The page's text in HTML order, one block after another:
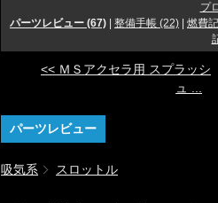
プ
パーツレビュー (67)
整備手帳 (22) 燃費
<< ＭＳアクセラ用 スプラッシ
ュ ...
パーツレビュー
吸気系 スロットル